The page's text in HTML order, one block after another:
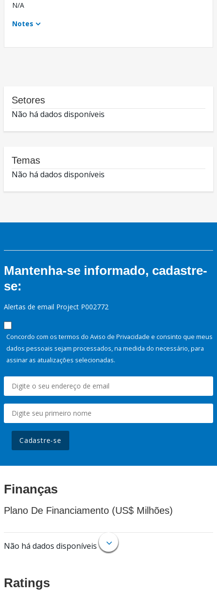
N/A
Notes
Setores
Não há dados disponíveis
Temas
Não há dados disponíveis
Mantenha-se informado, cadastre-
se:
Alertas de email Project P002772
Concordo com os termos do Aviso de Privacidade e consinto que meus
dados pessoais sejam processados, na medida do necessário, para
assinar as atualizações selecionadas.
Cadastre-se
Finanças
Plano De Financiamento (US$ Milhões)
Não há dados disponíveis
Ratings